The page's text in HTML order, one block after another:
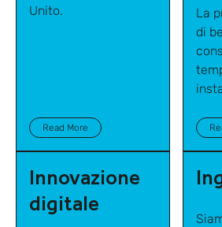
Unito.
Read More
La
di
Innovazione
digitale